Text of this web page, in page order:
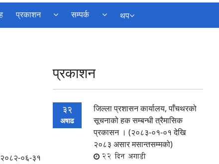
प्रकाशन सम्पर्क थप
२०८२-०६-३१
प्रकाशन
32
अषाढ
जिल्ला प्रशासन कार्यालय, पाँचथरको
सूचनाको हक सम्बन्धी त्रैमासिक
प्रकासन । (२०८३-०१-०१ देखि
२०८३ असार मसान्तसम्मको)
22 दिन अगाडी